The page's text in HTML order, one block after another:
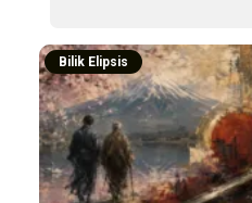
Bilik Elipsis